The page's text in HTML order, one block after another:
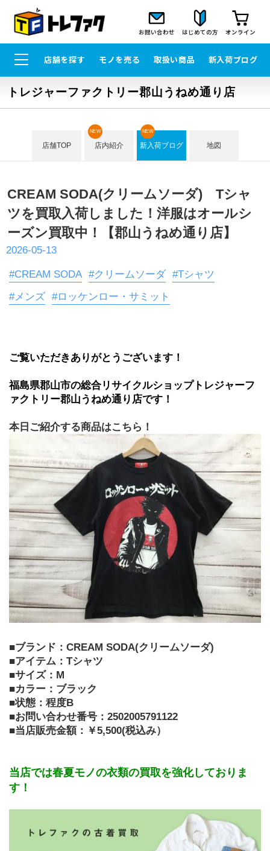
お問い合わせ はじめての方 オンライン
店舗を探す モノを売る 取扱い商品 新入荷ブログ
トレジャーファクトリー郡山うねめ通り店
店舗TOP 店内紹介
NEW
新入荷ブログ
NEW
地図
CREAM SODA(クリームソーダ) Tシャ
ツを買取入荷しました！洋服はオールシ
ーズン買取中！【郡山うねめ通り店】
2026-05-13
#CREAM SODA #クリームソーダ #Tシャツ
#メンズ #ロッケンロー・サミット
ご覧いただきありがとうございます！
福島県郡山市の総合リサイクルショップトレジャーフ
ァクトリー郡山うねめ通り店です！
本日ご紹介する商品はこちら！
■ブランド：CREAM SODA(クリームソーダ)
■アイテム：Tシャツ
■サイズ：M
■カラー：ブラック
■状態：程度B
■お問い合わせ番号：2502005791122
■当店販売金額：￥5,500(税込み）
当店では春夏モノの衣類の買取を強化しておりま
す！